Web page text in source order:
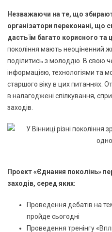
Незважаючи на те, що
організатори переконані, що
дасть їм багато корисного та
покоління мають неоціненний
поділитись з молоддю. В свою
інформацією, технологіями та
старшого віку в цих питаннях.
в налагоджені спілкування,
заходів.
Проект «Єднання поколінь»
заходів, серед яких:
Проведення дебатів на
пройде сьогодні
Проведення тренінгу